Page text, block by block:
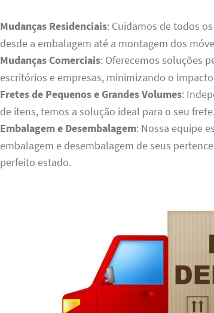
Mudanças Residenciais: Cuidamos de todos
desde a embalagem até a montagem dos
Mudanças Comerciais: Oferecemos soluções
escritórios e empresas, minimizando o
Fretes de Pequenos e Grandes Volumes:
de itens, temos a solução ideal para o seu frete.
Embalagem e Desembalagem: Nossa equipe
embalagem e desembalagem de seus
perfeito estado.